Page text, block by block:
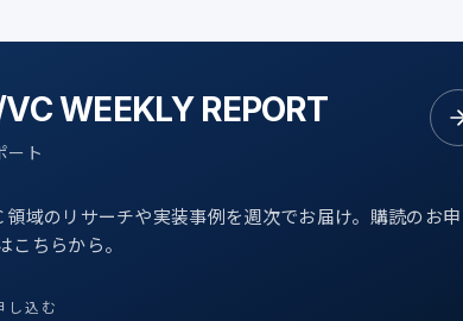
WEEKLY REPORT
ート
領域のリサーチや実装事例を週次でお届け。購読のお申
こちらから。
し込む